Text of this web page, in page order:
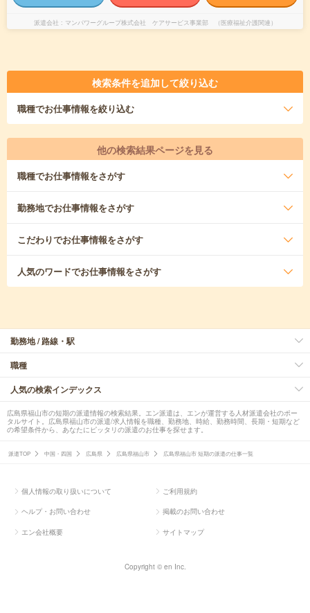
派遣会社 マンパワーグループ株式会社 ケアサービス事業部 （医療福祉介護関連）
検索条件を追加して絞り込む
職種でお仕事情報を絞り込む
他の検索結果ページを見る
職種でお仕事情報をさがす
勤務地でお仕事情報をさがす
こだわりでお仕事情報をさがす
人気のワードでお仕事情報をさがす
勤務地 / 路線・駅
職種
人気の検索インデックス
広島県福山市の短期の派遣情報の検索結果。エン派遣は、エンが運営する人材派遣会社のポー
タルサイト。広島県福山市の派遣/求人情報を職種、勤務地、時給、勤務時間、長期・短期など
の希望条件から、あなたにピッタリの派遣のお仕事を探せます。
派遣TOP 中国・四国 広島県 広島県福山市 広島県福山市 短期の派遣の仕事一覧
個人情報の取り扱いについて ご利用規約
ヘルプ・お問い合わせ 掲載のお問い合わせ
エン会社概要 サイトマップ
Copyright © en Inc.